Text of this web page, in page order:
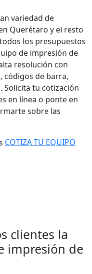
variedad de
Querétaro y el resto
los presupuestos
de impresión de
resolución con
códigos de barra,
Solicita tu cotización
en línea o ponte en
sobre las
COTIZA TU EQUIPO
clientes la
impresión de